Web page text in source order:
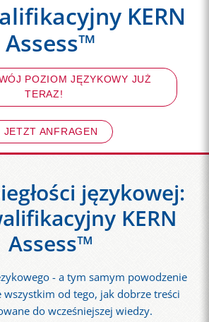
KERN
Assess™
POZIOM JĘZYKOWY JUŻ
TERAZ!
JETZT ANFRAGEN
językowej:
KERN
Assess™
- a tym samym powodzenie
wszystkim od tego, jak dobrze treści
do wcześniejszej wiedzy.